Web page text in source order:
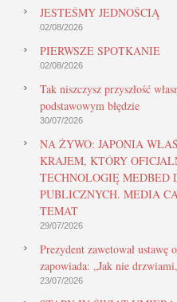
JESTEŚMY JEDNOŚCIĄ
02/08/2026
PIERWSZE SPOTKANIE
02/08/2026
Tak niszczysz przyszłość
podstawowym błędzie
30/07/2026
NA ŻYWO: JAPONIA
KRAJEM, KTÓRY
TECHNOLOGIĘ MEDBED
PUBLICZNYCH. MEDIA
TEMAT
29/07/2026
Prezydent zawetował
zapowiada: „Jak nie
23/07/2026